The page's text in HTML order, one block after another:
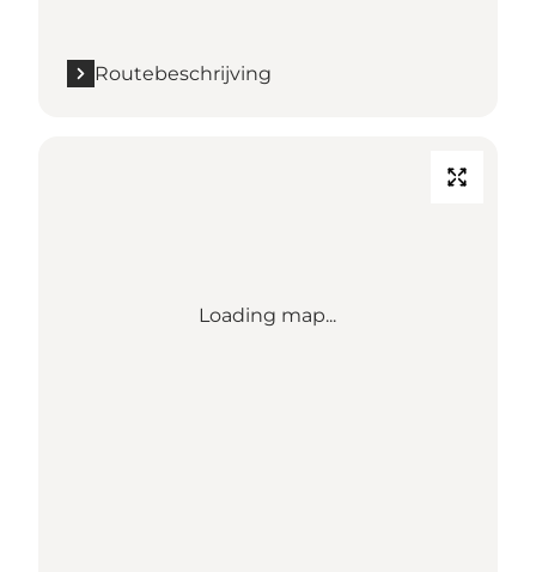
Routebeschrijving
Loading map...